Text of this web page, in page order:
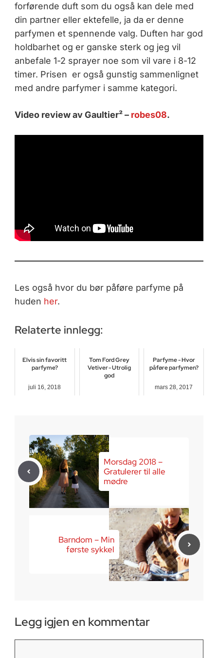
forførende duft som du også kan dele med
din partner eller ektefelle, ja da er denne
parfymen et spennende valg. Duften har god
holdbarhet og er ganske sterk og jeg vil
anbefale 1-2 sprayer noe som vil vare i 8-12
timer. Prisen er også gunstig sammenlignet
med andre parfymer i samme kategori.
Video review av Gaultier² – robes08.
Les også hvor du bør påføre parfyme på
huden her.
Relaterte innlegg:
Elvis sin favoritt
parfyme?
juli 16, 2018
Tom Ford Grey
Vetiver - Utrolig
god
Parfyme - Hvor
påføre parfymen?
mars 28, 2017
Morsdag 2018 –
Gratulerer til alle
mødre
Barndom – Min
første sykkel
Legg igjen en kommentar